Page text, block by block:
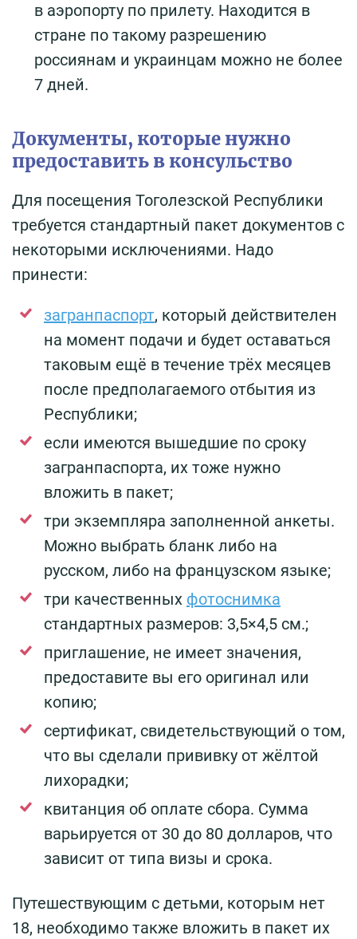
в аэропорту по прилету. Находится в
стране по такому разрешению
россиянам и украинцам можно не более
7 дней.
Документы, которые нужно
предоставить в консульство
Для посещения Тоголезской Республики
требуется стандартный пакет документов с
некоторыми исключениями. Надо
принести:
загранпаспорт, который действителен
на момент подачи и будет оставаться
таковым ещё в течение трёх месяцев
после предполагаемого отбытия из
Республики;
если имеются вышедшие по сроку
загранпаспорта, их тоже нужно
вложить в пакет;
три экземпляра заполненной анкеты.
Можно выбрать бланк либо на
русском, либо на французском языке;
три качественных фотоснимка
стандартных размеров: 3,5×4,5 см.;
приглашение, не имеет значения,
предоставите вы его оригинал или
копию;
сертификат, свидетельствующий о том,
что вы сделали прививку от жёлтой
лихорадки;
квитанция об оплате сбора. Сумма
варьируется от 30 до 80 долларов, что
зависит от типа визы и срока.
Путешествующим с детьми, которым нет
18, необходимо также вложить в пакет их